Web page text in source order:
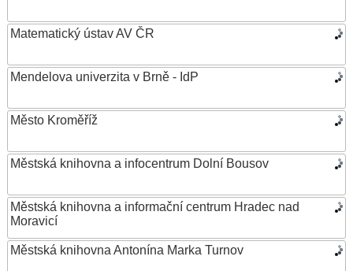
Matematický ústav AV ČR
Mendelova univerzita v Brně - IdP
Město Kroměříž
Městská knihovna a infocentrum Dolní Bousov
Městská knihovna a informační centrum Hradec nad
Moravicí
Městská knihovna Antonína Marka Turnov